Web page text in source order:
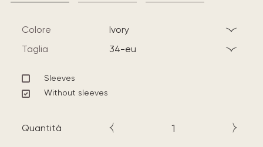
Colore
ivory
Taglia
34-eu
Sleeves
Without sleeves
Quantità